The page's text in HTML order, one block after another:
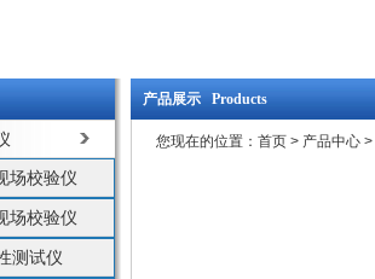
场校验仪
场校验仪
测试仪
产品展示 Products
您现在的位置： 首页 > 产品中心 >